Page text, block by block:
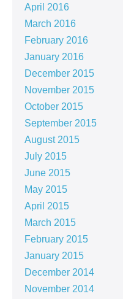
April 2016
March 2016
February 2016
January 2016
December 2015
November 2015
October 2015
September 2015
August 2015
July 2015
June 2015
May 2015
April 2015
March 2015
February 2015
January 2015
December 2014
November 2014